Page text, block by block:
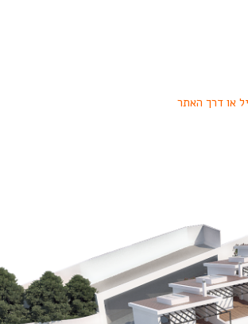
או דרך האתר